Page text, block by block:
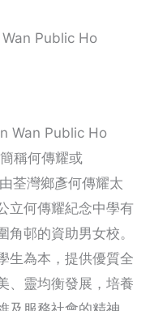
Public Ho
Wan Public Ho
稱何傳耀或
荃灣鄉彥何傳耀太
立何傳耀紀念中學有
邨的資助男女校。
生為本，提供優質全
、靈均衡發展，培養